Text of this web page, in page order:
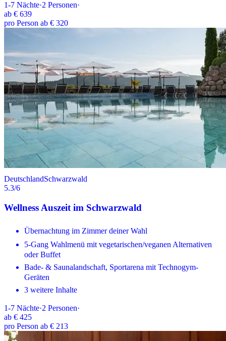
1-7 Nächte·2 Personen·
ab € 639
pro Person ab € 320
DeutschlandSchwarzwald
5.3/6
Wellness Auszeit im Schwarzwald
Übernachtung im Zimmer deiner Wahl
5-Gang Wahlmenü mit vegetarischen/veganen Alternativen
oder Buffet
Bade- & Saunalandschaft, Sportarena mit Technogym-
Geräten
3 weitere Inhalte
1-7 Nächte·2 Personen·
ab € 425
pro Person ab € 213